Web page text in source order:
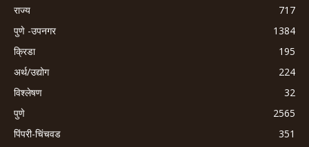
राज्य
717
पुणे -उपनगर
1384
क्रिडा
195
अर्थ/उद्योग
224
विश्लेषण
32
पुणे
2565
पिंपरी-चिंचवड
351